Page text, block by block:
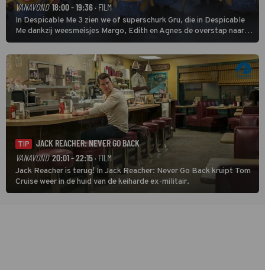
VANAVOND 18:00 - 19:36· FILM
In Despicable Me 3 zien we of superschurk Gru, die in Despicable
Me dankzij weesmeisjes Margo, Edith en Agnes de overstap naar
het rechte pad maakte, ook op dat pad weet te blijven.
TIP
JACK REACHER: NEVER GO BACK
VANAVOND 20:01 - 22:15· FILM
Jack Reacher is terug! In Jack Reacher: Never Go Back kruipt Tom
Cruise weer in de huid van de keiharde ex-militair.